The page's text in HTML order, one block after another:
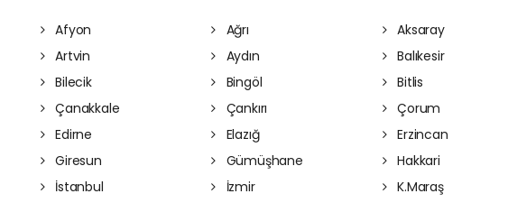
Afyon Ağrı Aksaray
Artvin Aydın Balıkesir
Bilecik Bingöl Bitlis
Çanakkale Çankırı Çorum
Edirne Elazığ Erzincan
Giresun Gümüşhane Hakkari
İstanbul İzmir K.Maraş